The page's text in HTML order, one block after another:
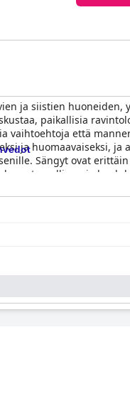
ja siistien huoneiden,
paikallisia
vaihtoehtoja että
ja huomaavaiseksi, ja
Sängyt ovat
on turvallinen ja